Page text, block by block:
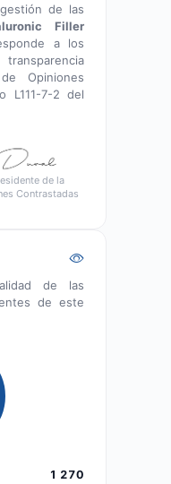
de las
Filler
a los
Opiniones
L111-7-2 del
de la
Contrastadas
de las
de este
1 270